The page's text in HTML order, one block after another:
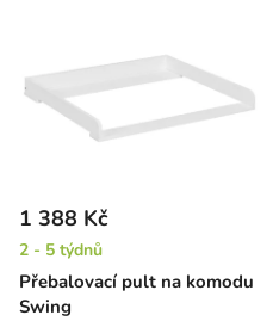
Přebalovací pult na komodu
Swing
1 388 Kč
2 - 5 týdnů